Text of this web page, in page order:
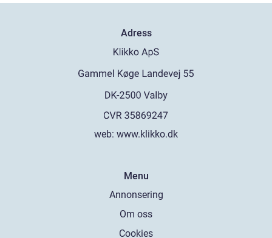
Adress
web: www.klikko.dk
Menu
Annonsering
Om oss
Cookies